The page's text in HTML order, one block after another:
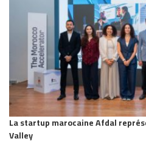
La startup marocaine Afdal
Valley